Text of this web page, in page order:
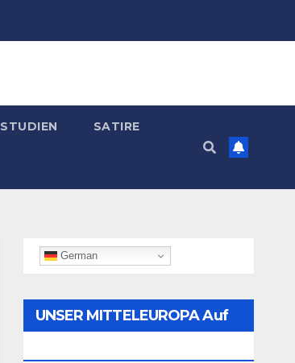
STUDIEN SATIRE
German
UNSER MITTELEUROPA Auf